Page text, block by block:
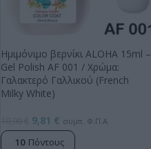
Ημιμόνιμο βερνίκι ALOHA 15ml –
Gel Polish AF 001 / Χρώμα:
Γαλακτερό Γαλλικού (French
Milky White)
9,81 € συμπ. Φ.Π.Α
10 Πόντους